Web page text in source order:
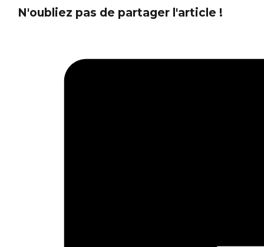
N'oubliez pas de partager l'article !